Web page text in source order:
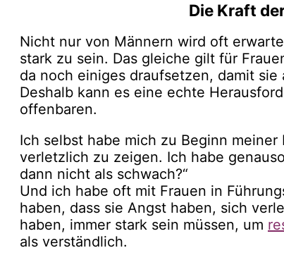
Die Kraft
Nicht nur von Männern wird oft
stark zu sein. Das gleiche gilt für
da noch einiges draufsetzen, damit
Deshalb kann es eine echte
offenbaren.
Ich selbst habe mich zu Beginn
verletzlich zu zeigen. Ich habe
dann nicht als schwach?“
Und ich habe oft mit Frauen in
haben, dass sie Angst haben, sich
haben, immer stark sein müssen, um
als verständlich.